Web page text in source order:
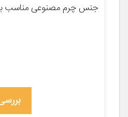
جنس چرم مصنوعی مناسب